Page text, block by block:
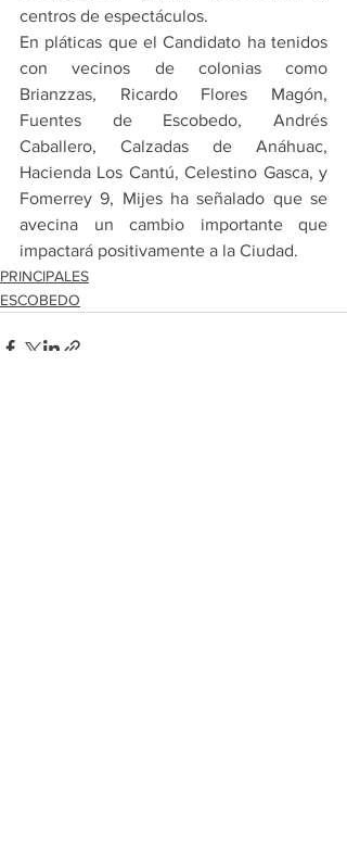
centros de espectáculos.
En pláticas que el Candidato ha tenidos
con vecinos de colonias como
Brianzzas, Ricardo Flores Magón,
Fuentes de Escobedo, Andrés
Caballero, Calzadas de Anáhuac,
Hacienda Los Cantú, Celestino Gasca, y
Fomerrey 9, Mijes ha señalado que se
avecina un cambio importante que
impactará positivamente a la Ciudad.
PRINCIPALES
ESCOBEDO